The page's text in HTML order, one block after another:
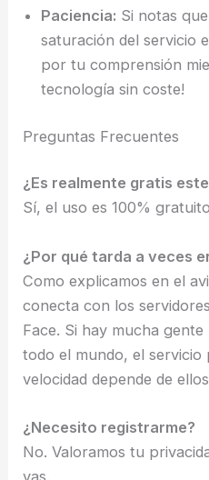
Paciencia: Si notas
saturación del servicio
por tu comprensión
tecnología sin coste!
Preguntas Frecuentes
¿Es realmente gratis
Sí, el uso es 100%
¿Por qué tarda a veces
Como explicamos en el
conecta con los
Face. Si hay mucha
todo el mundo, el servicio
velocidad depende de
¿Necesito registrarme?
No. Valoramos tu
vas.